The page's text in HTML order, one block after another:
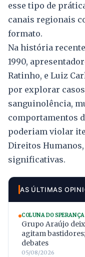
esse tipo de
canais regionais
formato.
Na história
1990,
Ratinho, e Luiz
por explorar
sanguinolência,
comportamentos
poderiam violar
Direitos
significativas.
AS ÚLTIMAS
COLUNA DO SPERANÇA
Grupo Araújo
agitam
debates
05/08/2026